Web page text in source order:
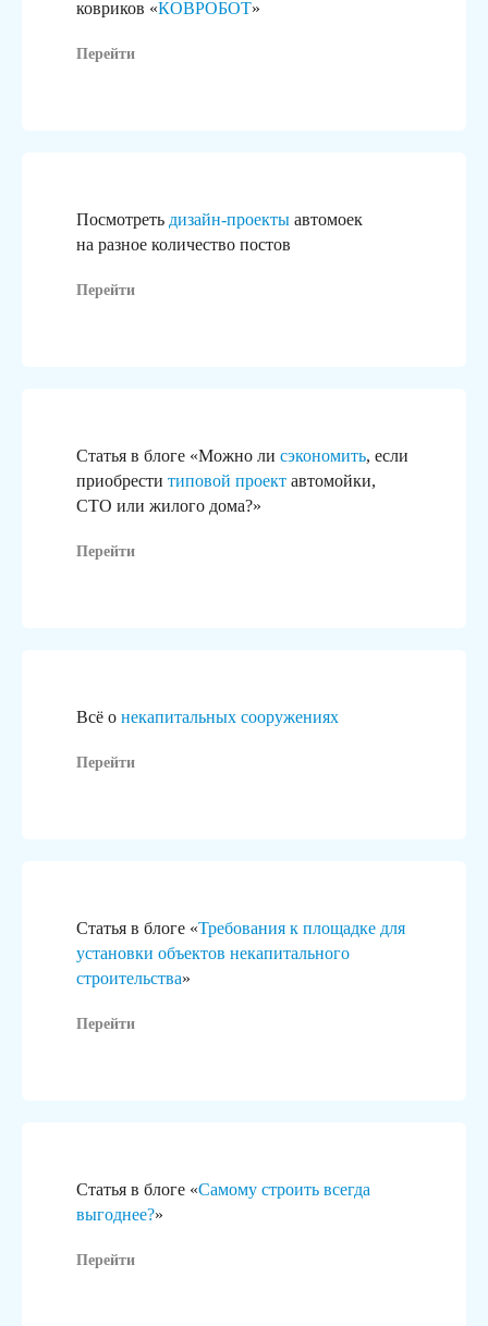
ковриков «КОВРОБОТ»
Перейти
Посмотреть дизайн-проекты автомоек
на разное количество постов
Перейти
Статья в блоге «Можно ли сэкономить, если
приобрести типовой проект автомойки,
СТО или жилого дома?»
Перейти
Всё о некапитальных сооружениях
Перейти
Статья в блоге «Требования к площадке для
установки объектов некапитального
строительства»
Перейти
Статья в блоге «Самому строить всегда
выгоднее?»
Перейти
В рамках ГК «Гидротэк»
реализуем «под ключ»:
или помещение для любых